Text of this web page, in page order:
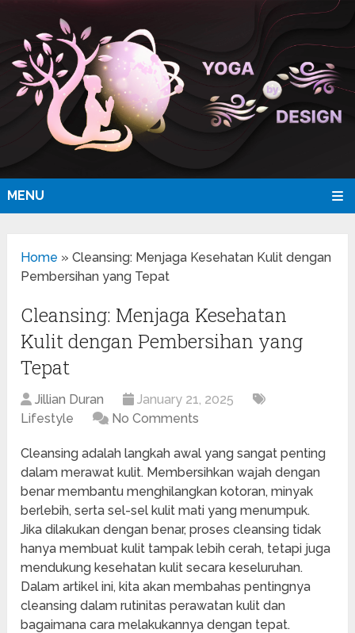
MENU
Home »Cleansing: Menjaga Kesehatan Kulit dengan
Pembersihan yang Tepat
Cleansing: Menjaga Kesehatan
Kulit dengan Pembersihan yang
Tepat
Jillian Duran
January 21, 2025
Lifestyle
No Comments
Cleansing adalah langkah awal yang sangat penting
dalam merawat kulit. Membersihkan wajah dengan
benar membantu menghilangkan kotoran, minyak
berlebih, serta sel-sel kulit mati yang menumpuk.
Jika dilakukan dengan benar, proses cleansing tidak
hanya membuat kulit tampak lebih cerah, tetapi juga
mendukung kesehatan kulit secara keseluruhan.
Dalam artikel ini, kita akan membahas pentingnya
cleansing dalam rutinitas perawatan kulit dan
bagaimana cara melakukannya dengan tepat.